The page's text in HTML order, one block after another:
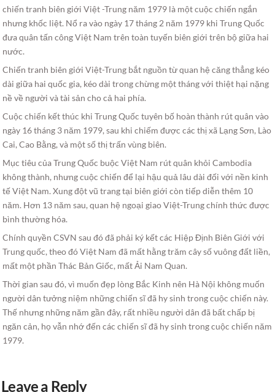
chiến tranh biên giới Việt -Trung năm 1979 là một cuộc chiến ngắn
nhưng khốc liệt. Nổ ra vào ngày 17 tháng 2 năm 1979 khi Trung Quốc
đưa quân tấn công Việt Nam trên toàn tuyến biên giới trên bộ giữa hai
nước.
Chiến tranh biên giới Việt-Trung bắt nguồn từ quan hệ căng thẳng kéo
dài giữa hai quốc gia, kéo dài trong chừng một tháng với thiệt hại nặng
nề về người và tài sản cho cả hai phía.
Cuộc chiến kết thúc khi Trung Quốc tuyên bố hoàn thành rút quân vào
ngày 16 tháng 3 năm 1979, sau khi chiếm được các thị xã Lạng Sơn, Lào
Cai, Cao Bằng, và một số thị trấn vùng biên.
Mục tiêu của Trung Quốc buộc Việt Nam rút quân khỏi Cambodia
không thành, nhưng cuộc chiến để lại hậu quả lâu dài đối với nền kinh
tế Việt Nam. Xung đột vũ trang tại biên giới còn tiếp diễn thêm 10
năm. Hơn 13 năm sau, quan hệ ngoại giao Việt-Trung chính thức được
bình thường hóa.
Chính quyền CSVN sau đó đã phải ký kết các Hiệp Định Biên Giới với
Trung quốc, theo đó Việt Nam đã mất hằng trăm cây số vuông đất liền,
mất một phần Thác Bản Giốc, mất Ải Nam Quan.
Thời gian sau đó, vì muốn đẹp lòng Bắc Kinh nên Hà Nội không muốn
người dân tưởng niệm những chiến sĩ đã hy sinh trong cuộc chiến này.
Thế nhưng những năm gần đây, rất nhiều người dân đã bất chấp bị
ngăn cản, họ vẫn nhớ đến các chiến sĩ đã hy sinh trong cuộc chiến năm
1979.
Leave a Reply